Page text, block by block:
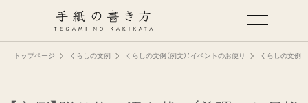
トップページ くらしの文例 くらしの文例（例文）：イベントのお便り くらしの文例（
手紙の基本